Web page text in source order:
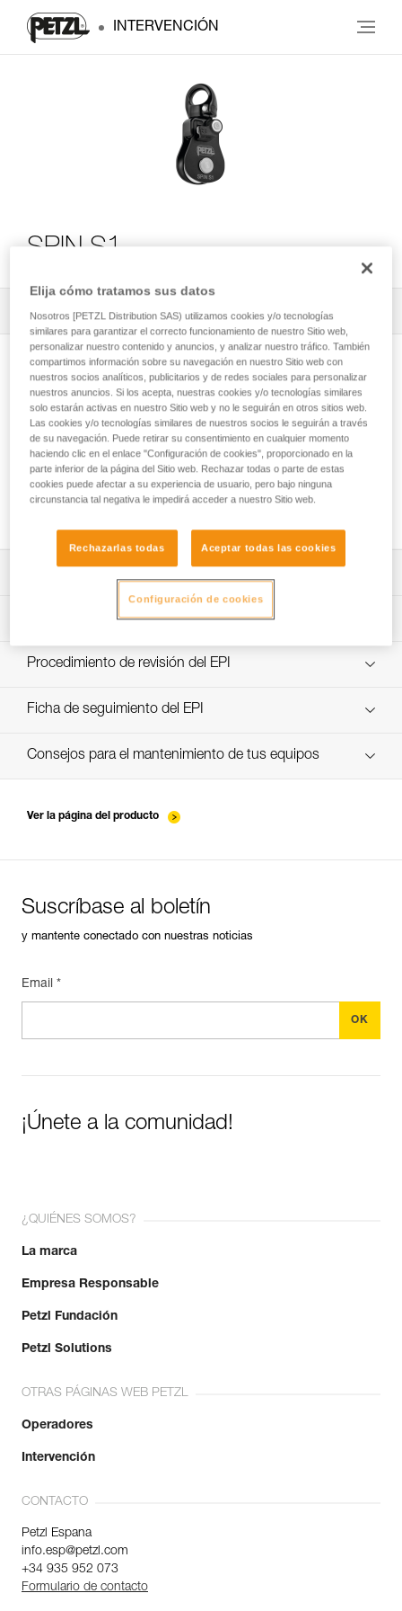
INTERVENCIÓN
SPIN S1
Todos los contenidos técnicos 1 Filtrar
Ensayos de eficacia y rendimiento de
polipastos con MAESTRO, I’D S, PRO
TRAXION, ROLLCLIP...
Technical Notice
Aplicación para el control y seguimiento de sus EPI
descubra ePPEcentre
Procedimiento de revisión del EPI
verif-EPI-poulies-procedure-ES
Ficha de seguimiento del EPI
verif-EPI-poulies-suivi-ES
Consejos para el mantenimiento de tus equipos
Ver la página del producto
Suscríbase al boletín
y mantente conectado con nuestras noticias
Email *
¡Únete a la comunidad!
¿QUIÉNES SOMOS?
La marca
Empresa Responsable
Petzl Fundación
Petzl Solutions
OTRAS PÁGINAS WEB PETZL
Operadores
Intervención
CONTACTO
Petzl Espana
info.esp@petzl.com
+34 935 952 073
Formulario de contacto
Elija cómo tratamos sus datos
Nosotros [PETZL Distribution SAS) utilizamos cookies y/o tecnologías
similares para garantizar el correcto funcionamiento de nuestro Sitio web,
personalizar nuestro contenido y anuncios, y analizar nuestro tráfico. También
compartimos información sobre su navegación en nuestro Sitio web con
nuestros socios analíticos, publicitarios y de redes sociales para personalizar
nuestros anuncios. Si los acepta, nuestras cookies y/o tecnologías similares
solo estarán activas en nuestro Sitio web y no le seguirán en otros sitios web.
Las cookies y/o tecnologías similares de nuestros socios le seguirán a través
de su navegación. Puede retirar su consentimiento en cualquier momento
haciendo clic en el enlace "Configuración de cookies", proporcionado en la
parte inferior de la página del Sitio web. Rechazar todas o parte de estas
cookies puede afectar a su experiencia de usuario, pero bajo ninguna
circunstancia tal negativa le impedirá acceder a nuestro Sitio web.
Rechazarlas todas Aceptar todas las cookies
Configuración de cookies